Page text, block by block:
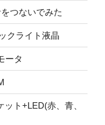
つないでみた
クライト液晶
ータ
ト+LED(赤、青、